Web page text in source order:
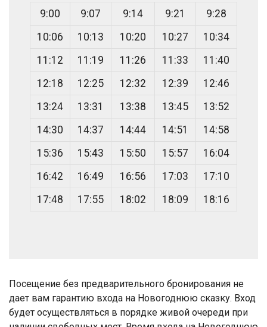
9:00 9:07 9:14 9:21
9:28
10:06
10:13 10:20 10:27
10:34
11:12
11:19 11:26 11:33
11:40
12:18
12:25 12:32 12:39
12:46
13:24
13:31 13:38 13:45
13:52
14:30
14:37 14:44 14:51
14:58
15:36
15:43 15:50 15:57
16:04
16:42
16:49 16:56 17:03
17:10
17:48
17:55 18:02 18:09 18:16
Посещение без предварительного бронирования не
дает вам гарантию входа на Новогоднюю сказку. Вход
будет осуществляться в порядке живой очереди при